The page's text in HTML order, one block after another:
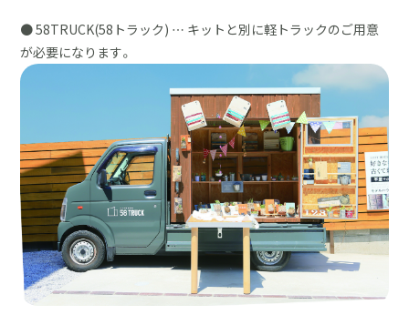
● 58TRUCK(58トラック) … キットと別に軽トラックのご用意
が必要になります。